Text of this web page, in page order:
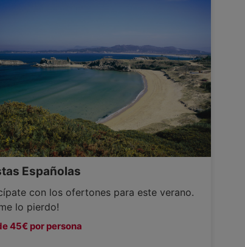
Españolas
con los ofertones para este verano.
lo pierdo!
45€ por persona